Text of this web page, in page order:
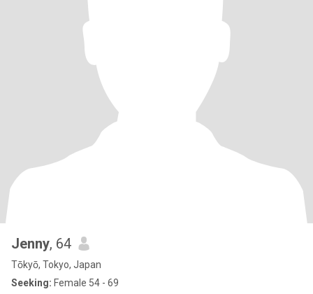
Jenny, 64
Tōkyō, Tokyo, Japan
Seeking: Female 54 - 69